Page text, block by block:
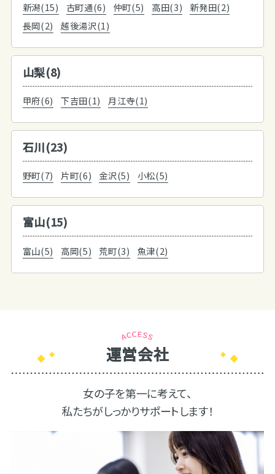
新潟(15) 古町通(6) 仲町(5) 高田(3)
新発田(2)
長岡(2)
越後湯沢(1)
山梨(8)
甲府(6) 下吉田(1) 月江寺(1)
石川(23)
野町(7) 片町(6) 金沢(5) 小松(5)
富山(15)
富山(5) 高岡(5) 荒町(3) 魚津(2)
運営会社
女の子を第一に考えて、
私たちがしっかりサポートします！